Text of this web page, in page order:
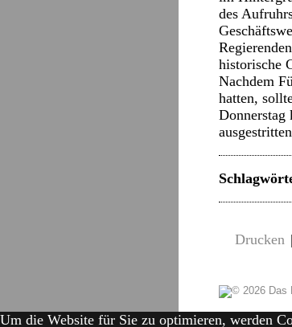
des
historische
Nachdem
hatten,
Drucken |
Um die Website für Sie zu optimieren, werden